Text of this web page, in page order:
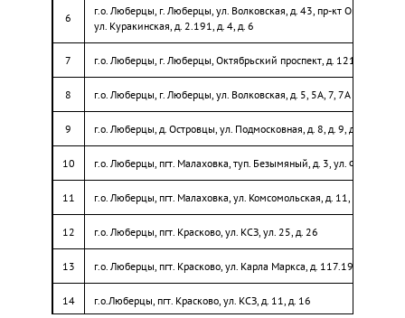
24 п.г.т. Красково, ул. Некрасова, д. 5
6
г.о. Люберцы, г. Люберцы, ул. Волковская, д. 43, пр-кт
ул. Куракинская, д. 2.191, д. 4, д. 6
7 г.о. Люберцы, г. Люберцы, Октябрьский проспект, д. 121,д. 121/2,
8 г.о. Люберцы, г. Люберцы, ул. Волковская, д. 5, 5А, 7, 7А
9 г.о. Люберцы, д. Островцы, ул. Подмосковная, д. 8, д. 9, д. 17, д. 18,
10 г.о. Люберцы, пгт. Малаховка, туп. Безымяный, д. 3, ул. Федорова,
11 г.о. Люберцы, пгт. Малаховка, ул. Комсомольская, д. 11, д. 13
12 г.о. Люберцы, пгт. Красково, ул. КСЗ, ул. 25, д. 26
13 г.о. Люберцы, пгт. Красково, ул. Карла Маркса, д. 117.19, д. 117.20
14 г.о.Люберцы, пгт. Красково, ул. КСЗ, д. 11, д. 16